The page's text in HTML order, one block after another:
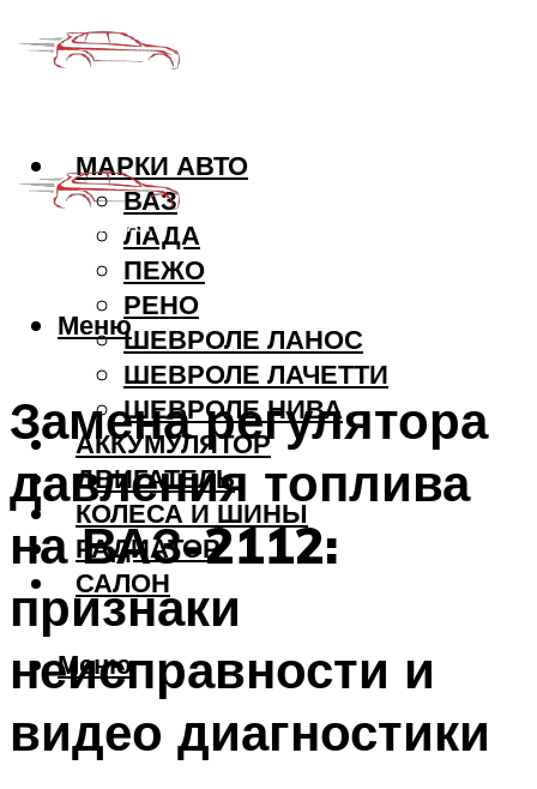
МАРКИ АВТО
ВАЗ
ЛАДА
ПЕЖО
РЕНО
ШЕВРОЛЕ ЛАНОС
ШЕВРОЛЕ ЛАЧЕТТИ
ШЕВРОЛЕ НИВА
АККУМУЛЯТОР
ДВИГАТЕЛЬ
КОЛЕСА И ШИНЫ
РАДИАТОР
САЛОН
Меню
Меню
Замена регулятора
давления топлива
на ВАЗ-2112:
признаки
неисправности и
видео диагностики